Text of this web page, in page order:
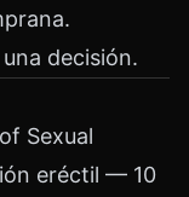
decisión.
Sexual
eréctil — 10